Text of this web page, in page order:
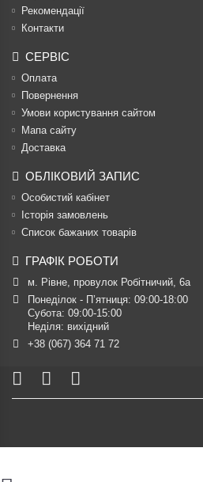
Рекомендації
Контакти
СЕРВІС
Оплата
Повернення
Умови користування сайтом
Мапа сайту
Доставка
ОБЛІКОВИЙ ЗАПИС
Особистий кабінет
Історія замовлень
Список бажаних товарів
ГРАФІК РОБОТИ
м. Рівне, провулок Робітничий, 6а
Понеділок - П’ятниця: 09:00-18:00
Субота: 09:00-15:00
Неділя: вихідний
+38 (067) 364 71 72